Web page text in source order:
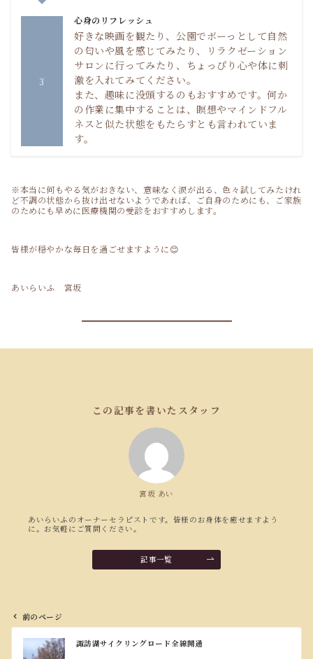
3
心身のリフレッシュ
好きな映画を観たり、公園でボーっとして自然
の匂いや風を感じてみたり、リラクゼーション
サロンに行ってみたり、ちょっぴり心や体に刺
激を入れてみてください。
また、趣味に没頭するのもおすすめです。何か
の作業に集中することは、瞑想やマインドフル
ネスと似た状態をもたらすとも言われていま
す。
※本当に何もやる気がおきない、意味なく涙が出る、色々試してみたけれ
ど不調の状態から抜け出せないようであれば、ご自身のためにも、ご家族
のためにも早めに医療機関の受診をおすすめします。
皆様が穏やかな毎日を過ごせますように😊
あいらいふ 宮坂
この記事を書いたスタッフ
宮坂 あい
あいらいふのオーナーセラピストです。皆様のお身体を癒せますよう
に。お気軽にご質問ください。
記事一覧
投
前のページ
諏訪湖サイクリングロード全線開通